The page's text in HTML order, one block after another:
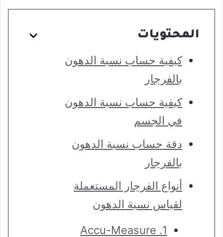
المحتويات
كيفية حساب نسبة الدهون
بالفرجار
كيفية حساب نسبة الدهون
في الجسم
دقة حساب نسبة الدهون
بالفرجار
أنواع الفرجار المستعملة
لقياس نسبة الدهون
1. Accu-Measure